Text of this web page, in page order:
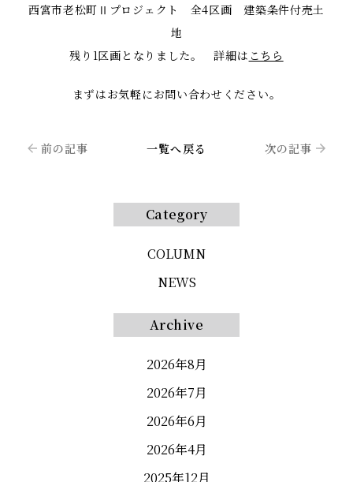
西宮市老松町Ⅱプロジェクト 全4区画 建築条件付売土
地
残り1区画となりました。 詳細は こちら
まずはお気軽にお問い合わせください。
前の記事 一覧へ戻る 次の記事
Category
COLUMN
NEWS
Archive
2026年8月
2026年7月
2026年6月
2026年4月
2025年12月